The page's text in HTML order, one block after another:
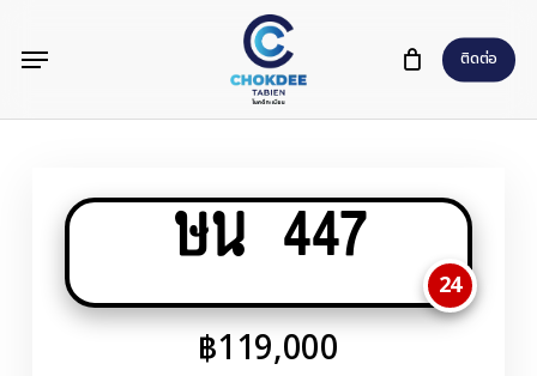
content
ติดต่อ
Menu
ษน 447
24
฿119,000